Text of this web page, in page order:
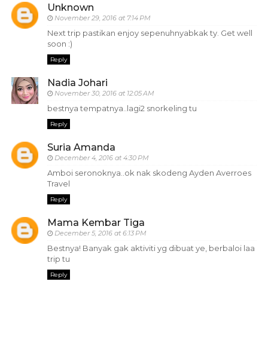
Unknown
November 29, 2016 at 7:14 PM
Next trip pastikan enjoy sepenuhnyabkak ty. Get well
soon :)
Reply
Nadia Johari
November 30, 2016 at 12:05 AM
bestnya tempatnya..lagi2 snorkeling tu
Reply
Suria Amanda
December 4, 2016 at 4:30 PM
Amboi seronoknya..ok nak skodeng Ayden Averroes
Travel
Reply
Mama Kembar Tiga
December 5, 2016 at 6:13 PM
Bestnya! Banyak gak aktiviti yg dibuat ye, berbaloi laa
trip tu
Reply